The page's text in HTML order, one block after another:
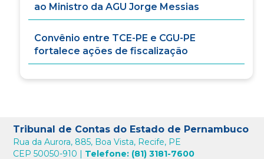
ao Ministro da AGU Jorge Messias
Convênio entre TCE-PE e CGU-PE
fortalece ações de fiscalização
Tribunal de Contas do Estado de Pernambuco
Rua da Aurora, 885, Boa Vista, Recife, PE
CEP 50050-910 | Telefone: (81) 3181-7600